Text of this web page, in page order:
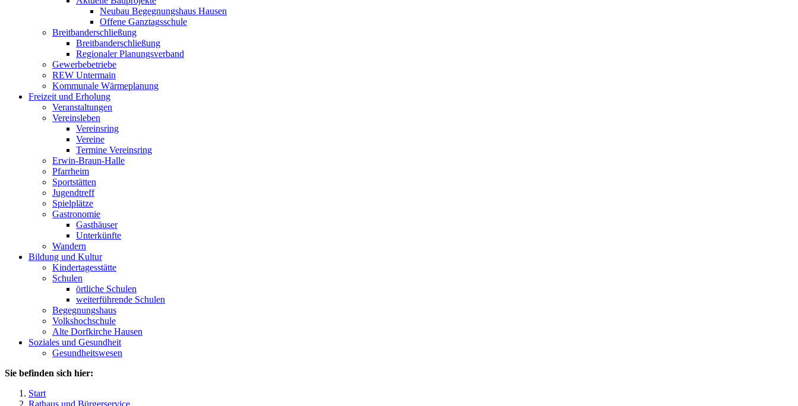
Neubau Begegnungshaus Hausen
Offene Ganztagsschule
Breitbanderschließung
Breitbanderschließung
Regionaler Planungsverband
Gewerbebetriebe
REW Untermain
Kommunale Wärmeplanung
Freizeit und Erholung
Veranstaltungen
Vereinsleben
Vereinsring
Vereine
Termine Vereinsring
Erwin-Braun-Halle
Pfarrheim
Sportstätten
Jugendtreff
Spielplätze
Gastronomie
Gasthäuser
Unterkünfte
Wandern
Bildung und Kultur
Kindertagesstätte
Schulen
örtliche Schulen
weiterführende Schulen
Begegnungshaus
Volkshochschule
Alte Dorfkirche Hausen
Soziales und Gesundheit
Gesundheitswesen
Sie befinden sich hier:
Start
Rathaus und Bürgerservice